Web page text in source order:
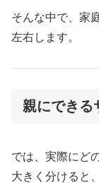
そんな中で、家
左右します。
親にできる
では、実際にど
大きく分けると